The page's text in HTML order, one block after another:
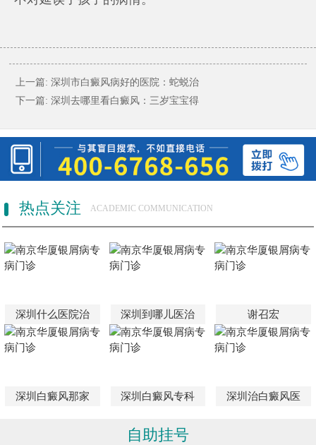
上一篇: 深圳市白癜风病好的医院：蛇蜕治
下一篇: 深圳去哪里看白癜风：三岁宝宝得
热点关注 ACADEMIC COMMUNICATION
深圳什么医院治 深圳到哪儿医治 谢召宏
深圳白癜风那家 深圳白癜风专科 深圳治白癜风医
自助挂号